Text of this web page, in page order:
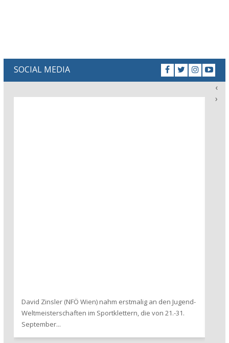
SOCIAL MEDIA
David Zinsler (NFÖ Wien) nahm erstmalig an den Jugend-
Weltmeisterschaften im Sportklettern, die von 21.-31.
September...
‹
›